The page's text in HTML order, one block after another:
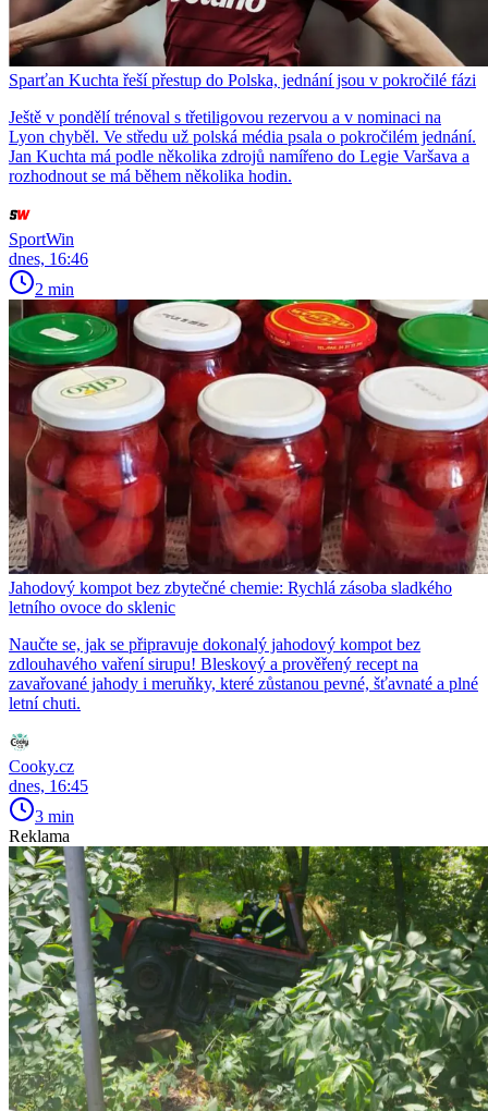
Sparťan Kuchta řeší přestup do Polska, jednání jsou v pokročilé fázi
Ještě v pondělí trénoval s třetiligovou rezervou a v nominaci na
Lyon chyběl. Ve středu už polská média psala o pokročilém jednání.
Jan Kuchta má podle několika zdrojů namířeno do Legie Varšava a
rozhodnout se má během několika hodin.
SportWin
dnes, 16:46
2 min
Jahodový kompot bez zbytečné chemie: Rychlá zásoba sladkého
letního ovoce do sklenic
Naučte se, jak se připravuje dokonalý jahodový kompot bez
zdlouhavého vaření sirupu! Bleskový a prověřený recept na
zavařované jahody i meruňky, které zůstanou pevné, šťavnaté a plné
letní chuti.
Cooky.cz
dnes, 16:45
3 min
Reklama